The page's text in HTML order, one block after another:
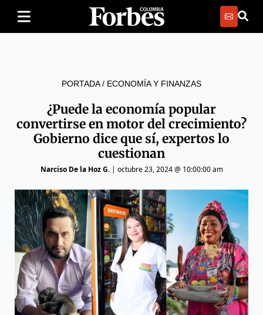
PORTADA/ ECONOMÍA Y FINANZAS
¿Puede la economía popular
convertirse en motor del crecimiento?
Gobierno dice que sí, expertos lo
cuestionan
Narciso De la Hoz G.| octubre 23, 2024 @ 10:00:00 am